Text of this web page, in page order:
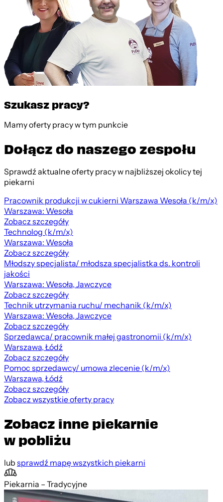
Szukasz pracy?
Mamy oferty pracy w tym punkcie
Dołącz do naszego zespołu
Sprawdź aktualne oferty pracy w najbliższej okolicy tej
piekarni
Pracownik produkcji w cukierni Warszawa Wesoła (k/m/x)
Warszawa: Wesoła
Zobacz szczegóły
Technolog (k/m/x)
Warszawa: Wesoła
Zobacz szczegóły
Młodszy specjalista/ młodsza specjalistka ds. kontroli
jakości
Warszawa: Wesoła, Jawczyce
Zobacz szczegóły
Technik utrzymania ruchu/ mechanik (k/m/x)
Warszawa: Wesoła, Jawczyce
Zobacz szczegóły
Sprzedawca/ pracownik małej gastronomii (k/m/x)
Warszawa, Łódź
Zobacz szczegóły
Pomoc sprzedawcy/ umowa zlecenie (k/m/x)
Warszawa, Łódź
Zobacz szczegóły
Zobacz wszystkie oferty pracy
Zobacz inne piekarnie
w pobliżu
lubsprawdź mapę wszystkich piekarni
Piekarnia – Tradycyjne